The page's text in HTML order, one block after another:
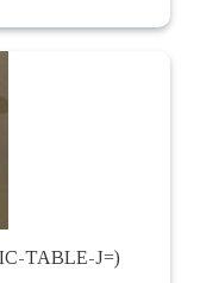
TABLE-J=)